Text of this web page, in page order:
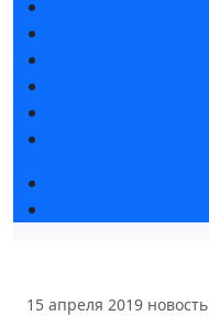
15 апреля 2019 новость